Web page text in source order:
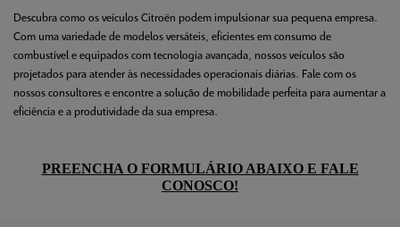
Descubra como os veículos Citroën podem impulsionar sua pequena empresa.
Com uma variedade de modelos versáteis, eficientes em consumo de
combustível e equipados com tecnologia avançada, nossos veículos são
projetados para atender às necessidades operacionais diárias. Fale com os
nossos consultores e encontre a solução de mobilidade perfeita para aumentar a
eficiência e a produtividade da sua empresa.
PREENCHA O FORMULÁRIO ABAIXO E FALE
CONOSCO!